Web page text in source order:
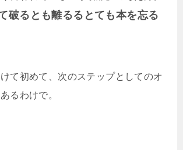
破るとも離るるとても本を忘る
て初めて、次のステップとしてのオ
るわけで。